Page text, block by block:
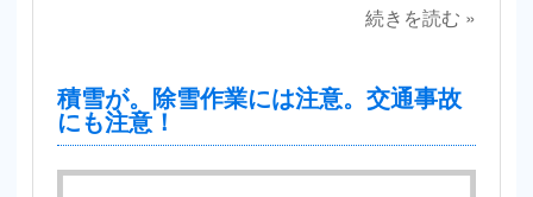
続きを読む »
積雪が。除雪作業には注意。交通事故
にも注意！